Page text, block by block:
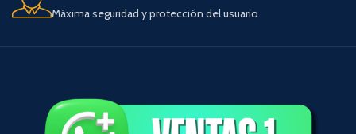
Máxima seguridad y protección del usuario.